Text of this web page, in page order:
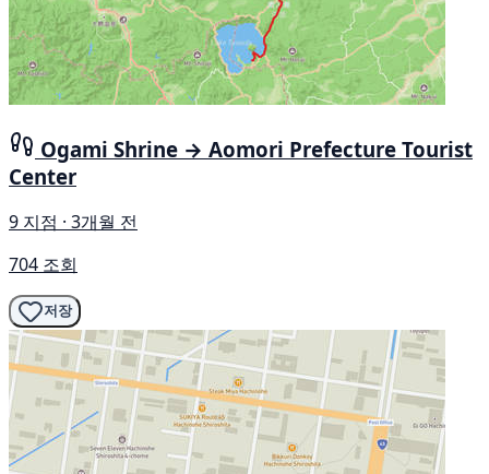
Ogami Shrine → Aomori Prefecture Tourist
Center
9 지점 · 3개월 전
704 조회
저장